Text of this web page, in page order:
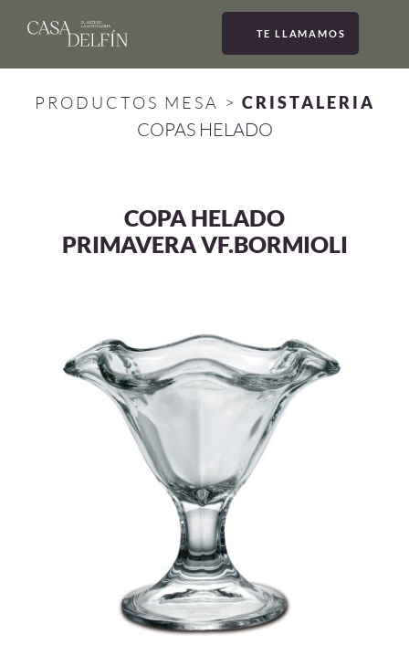
TE LLAMAMOS
PRODUCTOS MESA > CRISTALERIA
COPAS HELADO
COPA HELADO
PRIMAVERA VF.BORMIOLI